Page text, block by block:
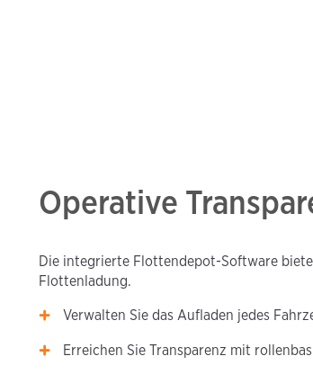
Operative
Die integrierte Flottendepot-Software
Flottenladung.
Verwalten Sie das Aufladen jedes
Erreichen Sie Transparenz mit